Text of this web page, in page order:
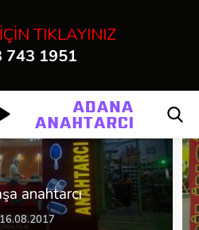
TIKLAYINIZ
743 1951
Anahtarcı
çilingir
10.04.2023